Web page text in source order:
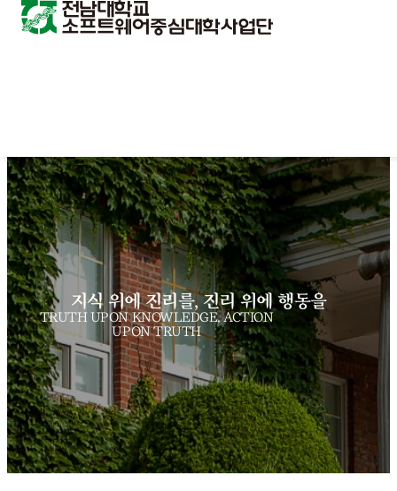
지식 위에 진리를, 진리 위에 행동을
TRUTH UPON KNOWLEDGE, ACTION
UPON TRUTH